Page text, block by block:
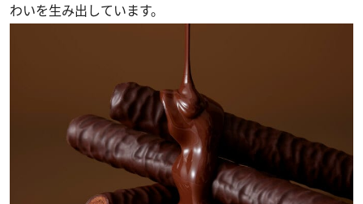
わいを生み出しています。